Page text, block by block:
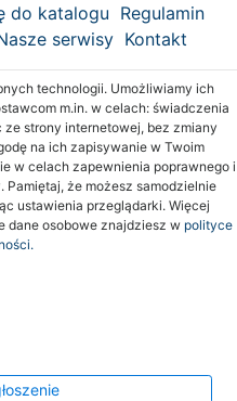
do katalogu Regulamin
serwisy Kontakt
technologii. Umożliwiamy ich
m.in. w celach: świadczenia
ze strony internetowej, bez zmiany
na ich zapisywanie w Twoim
w celach zapewnienia poprawnego i
że możesz samodzielnie
ustawienia przeglądarki. Więcej
dane osobowe znajdziesz w polityce